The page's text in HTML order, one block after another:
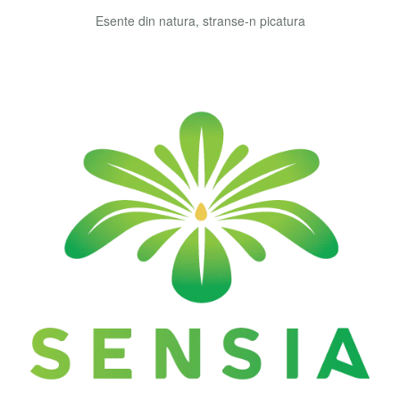
Esente din natura, stranse-n picatura